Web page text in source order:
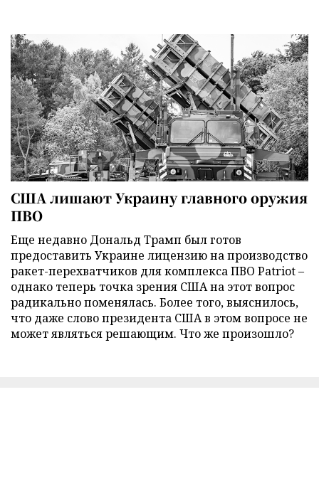
США лишают Украину главного оружия
ПВО
Еще недавно Дональд Трамп был готов
предоставить Украине лицензию на производство
ракет-перехватчиков для комплекса ПВО Patriot –
однако теперь точка зрения США на этот вопрос
радикально поменялась. Более того, выяснилось,
что даже слово президента США в этом вопросе не
может являться решающим. Что же произошло?